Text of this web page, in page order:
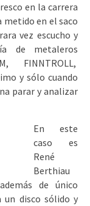
en la carrera
metido en el saco
vez escucho y
de metaleros
FINNTROLL,
y sólo cuando
parar y analizar
En este
caso es
René
Berthiau
de único
disco sólido y